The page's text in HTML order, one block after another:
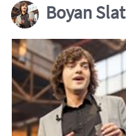
Boyan Slat